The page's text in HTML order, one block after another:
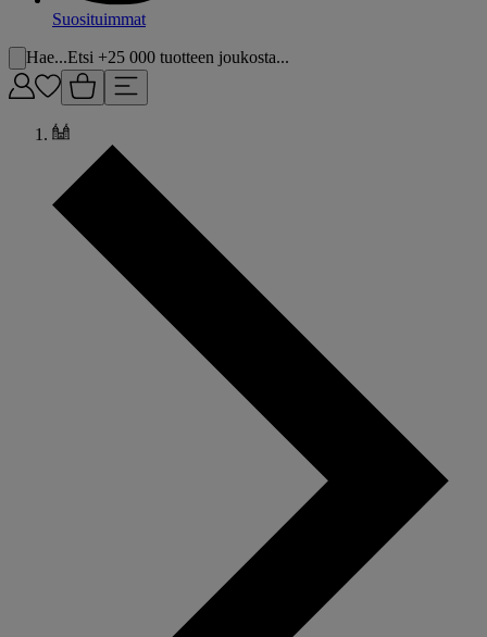
Suosituimmat
Hae...Etsi +25 000 tuotteen joukosta...